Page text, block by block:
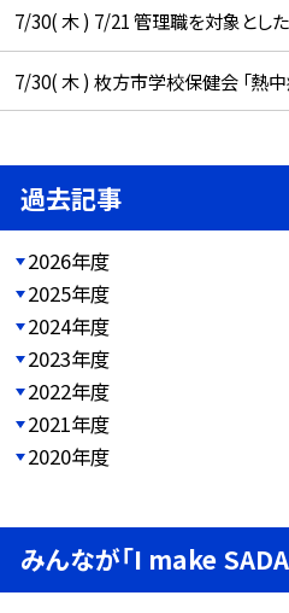
7/30( 木 ) 7/21 管理職を対象とした
7/30( 木 ) 枚方市学校保健会 「熱
過去記事
2026年度
2025年度
2024年度
2023年度
2022年度
2021年度
2020年度
みんなが「I make SADA